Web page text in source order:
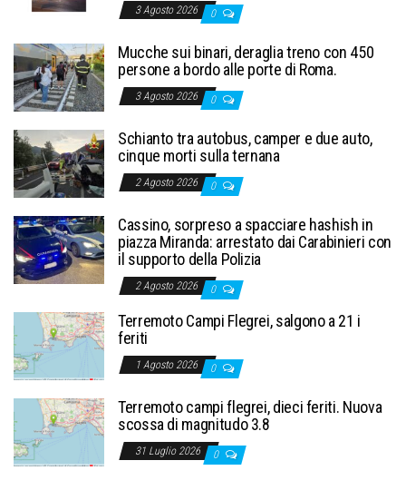
3 Agosto 2026 0
Mucche sui binari, deraglia treno con 450
persone a bordo alle porte di Roma.
3 Agosto 2026 0
Schianto tra autobus, camper e due auto,
cinque morti sulla ternana
2 Agosto 2026 0
Cassino, sorpreso a spacciare hashish in
piazza Miranda: arrestato dai Carabinieri con
il supporto della Polizia
2 Agosto 2026 0
Terremoto Campi Flegrei, salgono a 21 i
feriti
1 Agosto 2026 0
Terremoto campi flegrei, dieci feriti. Nuova
scossa di magnitudo 3.8
31 Luglio 2026 0